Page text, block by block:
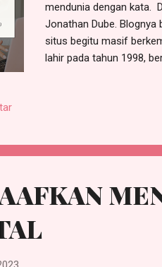
mendunia dengan kata.
Jonathan Dube. Blognya
situs begitu masif
lahir pada tahun 1998,
untuk mempublikasikan
1997. Jorn Barger
selalu diupdate secara